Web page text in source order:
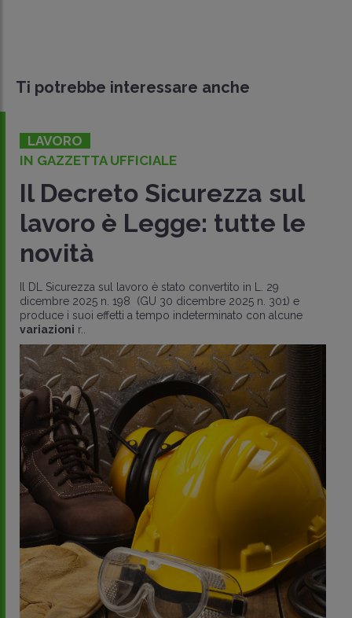
Ti potrebbe interessare anche
LAVORO
IN GAZZETTA UFFICIALE
Il Decreto Sicurezza sul
lavoro è Legge: tutte le
novità
Il DL Sicurezza sul lavoro è stato convertito in L. 29
dicembre 2025 n. 198 (GU 30 dicembre 2025 n. 301) e
produce i suoi effetti a tempo indeterminato con alcune
variazioni r..